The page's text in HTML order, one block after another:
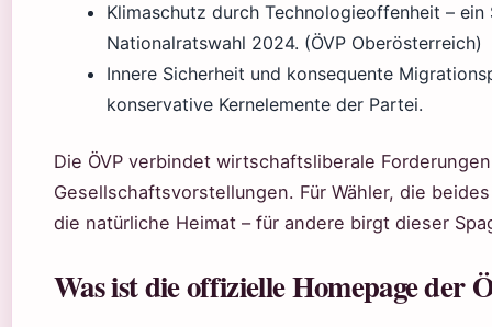
Klimaschutz durch Technologieoffenheit –
Nationalratswahl 2024. (ÖVP Oberösterreich)
Innere Sicherheit und konsequente
konservative Kernelemente der Partei.
Die ÖVP verbindet wirtschaftsliberale
Gesellschaftsvorstellungen. Für Wähler, die
die natürliche Heimat – für andere birgt dieser
Was ist die offizielle Homepage der